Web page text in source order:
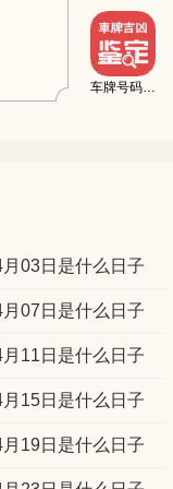
车牌号码吉凶测试
03日是什么日子
07日是什么日子
11日是什么日子
15日是什么日子
19日是什么日子